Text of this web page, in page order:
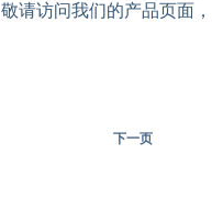
请访问我们的产品页面，
下一页